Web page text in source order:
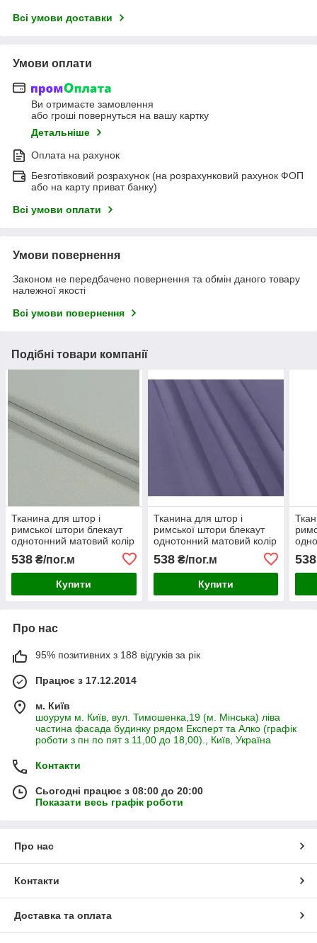
Всі умови доставки
Умови оплати
Ви отримаєте замовлення
або гроші повернуться на вашу картку
Детальніше
Оплата на рахунок
Безготівковий розрахунок (на розрахунковий рахунок ФОП
або на карту приват банку)
Всі умови оплати
Умови повернення
Законом не передбачено повернення та обмін даного товару
належної якості
Всі умови повернення
Подібні товари компанії
Тканина для штор і
римської штори блекаут
однотонний матовий колір
538 ₴/пог.м
Купити
Тканина для штор і
римської штори блекаут
однотонний матовий колір
538₴/пог.м
Купити
538
Про нас
95% позитивних з 188 відгуків за рік
Працює з 17.12.2014
м. Київ
шоурум м. Київ, вул. Тимошенка,19 (м. Мінська) ліва
частина фасада будинку рядом Експерт та Алко (графік
роботи з пн по пят з 11,00 до 18,00)., Київ, Україна
Контакти
Сьогодні працює з 08:00 до 20:00
Показати весь графік роботи
Про нас
Контакти
Доставка та оплата